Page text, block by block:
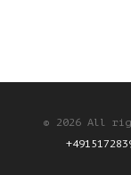
© 2026 All